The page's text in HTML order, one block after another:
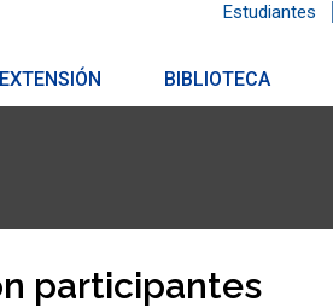
Estudiantes
EXTENSIÓN BIBLIOTECA
participantes